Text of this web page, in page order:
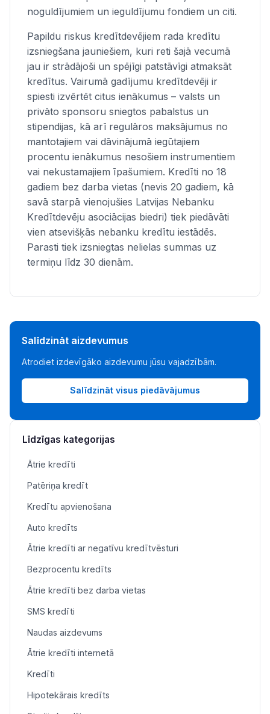
noguldījumiem un ieguldījumu fondiem un citi.
Papildu riskus kredītdevējiem rada kredītu
izsniegšana jauniešiem, kuri reti šajā vecumā
jau ir strādājoši un spējīgi patstāvīgi atmaksāt
kredītus. Vairumā gadījumu kredītdevēji ir
spiesti izvērtēt citus ienākumus – valsts un
privāto sponsoru sniegtos pabalstus un
stipendijas, kā arī regulāros maksājumus no
mantotajiem vai dāvinājumā iegūtajiem
procentu ienākumus nesošiem instrumentiem
vai nekustamajiem īpašumiem. Kredīti no 18
gadiem bez darba vietas (nevis 20 gadiem, kā
savā starpā vienojušies Latvijas Nebanku
Kredītdevēju asociācijas biedri) tiek piedāvāti
vien atsevišķās nebanku kredītu iestādēs.
Parasti tiek izsniegtas nelielas summas uz
termiņu līdz 30 dienām.
Salīdzināt aizdevumus
Atrodiet izdevīgāko aizdevumu jūsu vajadzībām.
Salīdzināt visus piedāvājumus
Līdzīgas kategorijas
Ātrie kredīti
Patēriņa kredīt
Kredītu apvienošana
Auto kredīts
Ātrie kredīti ar negatīvu kredītvēsturi
Bezprocentu kredīts
Ātrie kredīti bez darba vietas
SMS kredīti
Naudas aizdevums
Ātrie kredīti internetā
Kredīti
Hipotekārais kredīts